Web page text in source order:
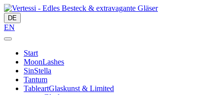
DE
EN
Start
MoonLashes
SinStella
Tantum
TableartGlaskunst & Limited